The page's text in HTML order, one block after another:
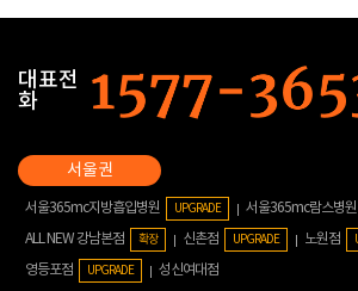
대표전
화
서울365mc지방흡입병원 UPGRADE 서울365mc람스병원
ALL NEW 강남본점 확장 신촌점 UPGRADE 노원점
영등포점
UPGRADE 성신여대점